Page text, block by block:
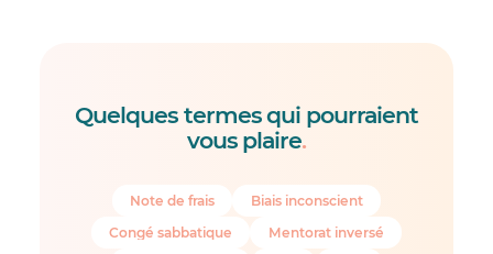
Quelques termes qui pourraient
vous plaire.
Note de frais
Biais inconscient
Congé sabbatique
Mentorat inversé